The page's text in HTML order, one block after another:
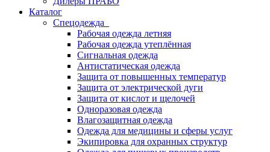
Каталог
Спецодежда
Рабочая одежда летняя
Рабочая одежда утеплённая
Сигнальная одежда
Антистатическая одежда
Защита от повышенных температур
Защита от электрической дуги
Защита от кислот и щелочей
Одноразовая одежда
Влагозащитная одежда
Одежда для медицины и сферы услуг
Экипировка для охранных структур